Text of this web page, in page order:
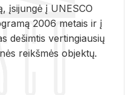
įsijungė į UNESCO
2006 metais ir į
dešimtis vertingiausių
reikšmės objektų.